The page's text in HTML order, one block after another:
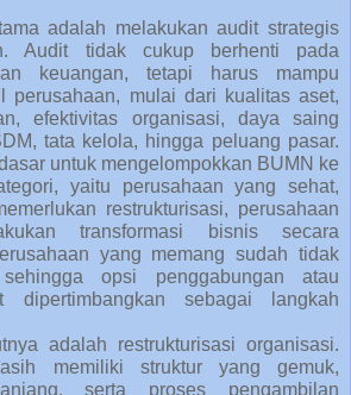
adalah melakukan audit strategis
. Audit tidak cukup berhenti pada
keuangan, tetapi harus mampu
perusahaan, mulai dari kualitas aset,
efektivitas organisasi, daya saing
tata kelola, hingga peluang pasar.
untuk mengelompokkan BUMN ke
yaitu perusahaan yang sehat,
restrukturisasi, perusahaan
transformasi bisnis secara
yang memang sudah tidak
opsi penggabungan atau
dipertimbangkan sebagai langkah
adalah restrukturisasi organisasi.
memiliki struktur yang gemuk,
serta proses pengambilan